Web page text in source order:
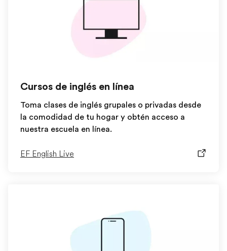
Cursos de inglés en línea
Toma clases de inglés grupales o privadas desde
la comodidad de tu hogar y obtén acceso a
nuestra escuela en línea.
EF English Live